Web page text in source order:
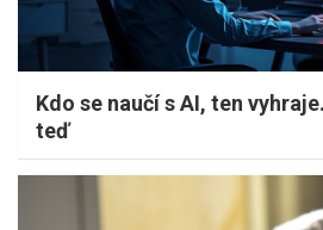
Kdo se naučí s AI, ten
teď